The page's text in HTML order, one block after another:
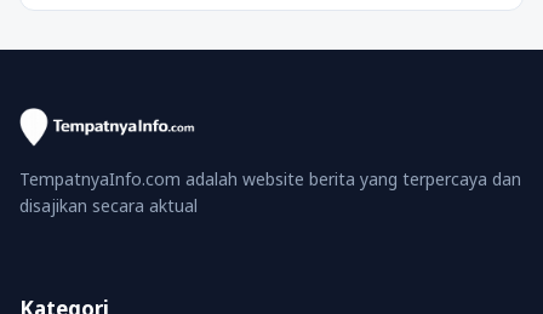
TempatnyaInfo.com adalah website berita yang terpercaya dan
disajikan secara aktual